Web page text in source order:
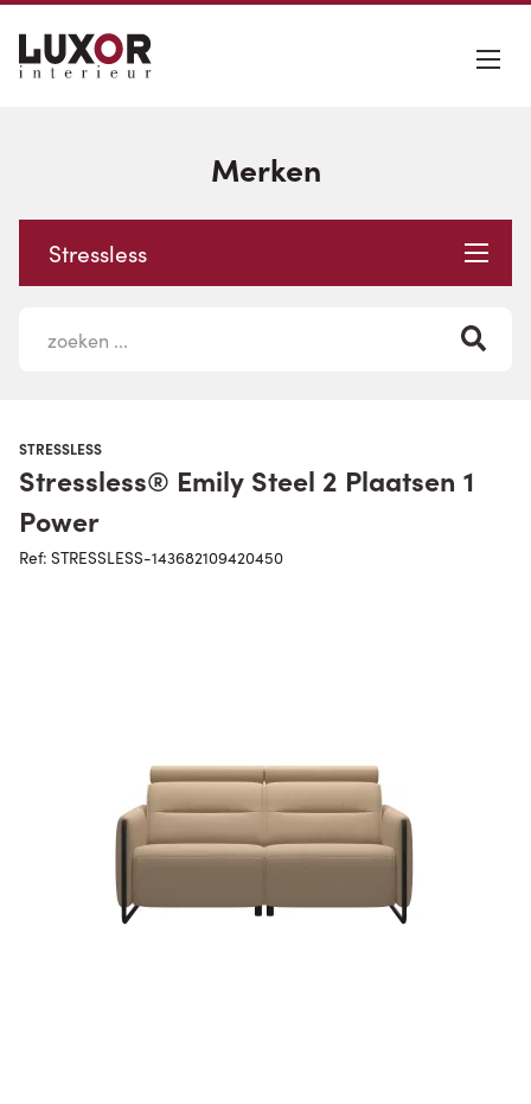
Merken
Stressless
STRESSLESS
Stressless® Emily Steel 2 Plaatsen 1
Power
Ref: STRESSLESS-143682109420450